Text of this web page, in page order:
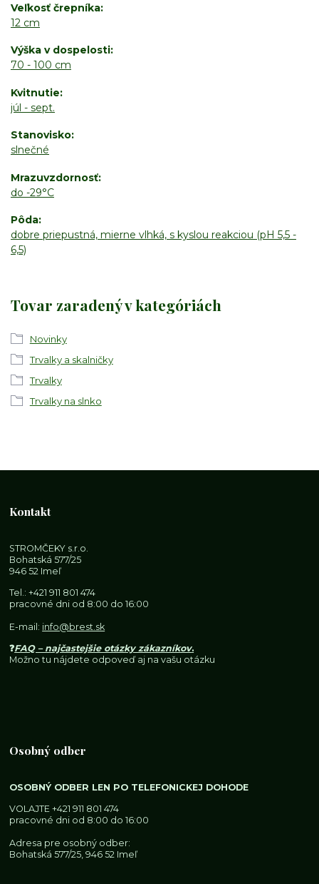
Veľkosť črepníka
12 cm
Výška v dospelosti
70 - 100 cm
Kvitnutie
júl - sept.
Stanovisko
slnečné
Mrazuvzdornosť
do -29°C
Pôda
dobre priepustná, mierne vlhká, s kyslou reakciou (pH 5,5 -
6,5)
Tovar zaradený v kategóriách
Novinky
Trvalky a skalničky
Trvalky
Trvalky na slnko
Kontakt
STROMČEKY s.r.o.
Bohatská 577/25
946 52 Imeľ
Tel.:+421 911 801 474
pracovné dni od 8:00 do 16:00
E-mail: info@brest.sk
❓FAQ – najčastejšie otázky zákazníkov.
Možno tu nájdete odpoveď aj na vašu otázku
Osobný odber
OSOBNÝ ODBER LEN PO TELEFONICKEJ DOHODE
VOLAJTE+421 911 801 474
pracovné dni od 8:00 do 16:00
Adresa pre osobný odber:
Bohatská 577/25, 946 52 Imeľ